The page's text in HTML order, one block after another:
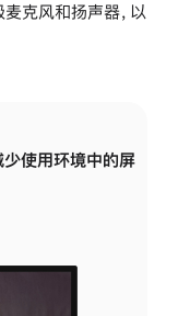
克风和扬声器，以
少使用环境中的屏